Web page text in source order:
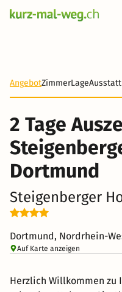
AngebotZimmerLage
2 Tage
Dortmund
Steigenberger
Dortmund, Nordrhein-
Auf Karte anzeigen
Herzlich Willkommen